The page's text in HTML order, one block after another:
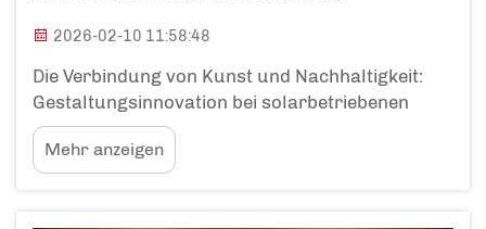
2026-02-10 11:58:48
Die Verbindung von Kunst und Nachhaltigkeit:
Gestaltungsinnovation bei solarbetriebenen
Gartendekorationen Wie Solartechnologie
nahtlos in künstlerische Gartendesigns integriert
wird Heutige Bildhauer nutzen Solarenergie
Mehr anzeigen